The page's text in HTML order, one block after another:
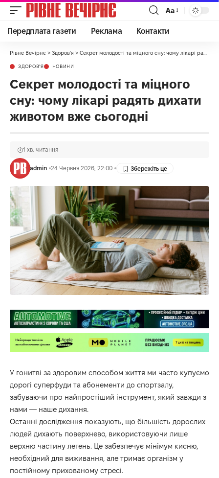
Аа
Передплата газети Реклама Контакти
Рівне Вечірнє > Здоров'я > Секрет молодості та міцного сну: чому лікарі радять дихати животом вже сьогодні
ЗДОРОВ'Я НОВИНИ
Секрет молодості та міцного
сну: чому лікарі радять дихати
животом вже сьогодні
admin 24 Червня 2026, 22:00
1 хв. читання
У гонитві за здоровим способом життя ми часто купуємо
дорогі суперфуди та абонементи до спортзалу,
забуваючи про найпростіший інструмент, який завжди з
нами — наше дихання.
Останні дослідження показують, що більшість дорослих
людей дихають поверхнево, використовуючи лише
верхню частину легень. Це забезпечує мінімум кисню,
необхідний для виживання, але тримає організм у
постійному прихованому стресі.